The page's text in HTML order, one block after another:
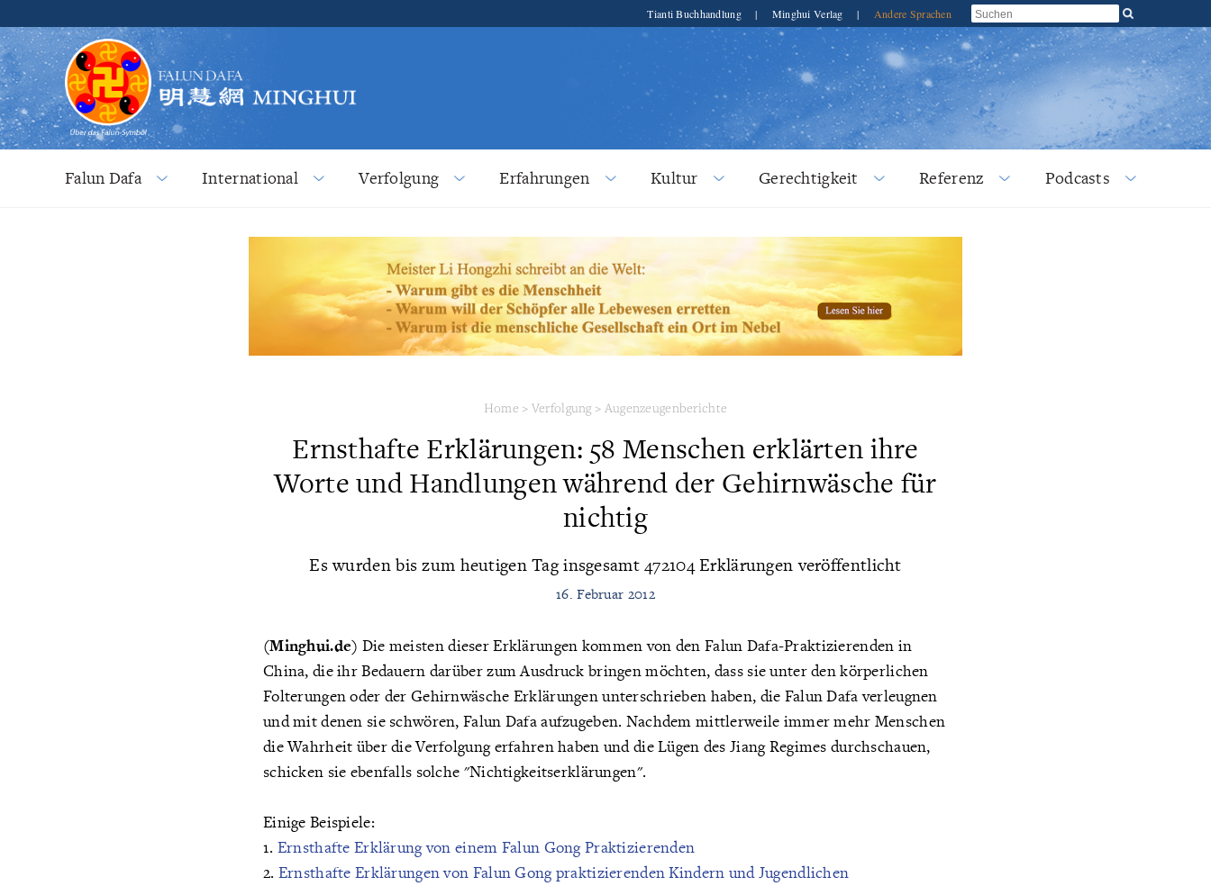
Tianti Buchhandlung | Minghui Verlag | Andere Sprachen
Falun Dafa International Verfolgung Erfahrungen Kultur Gerechtigkeit Referenz Podcasts
Home > Verfolgung > Augenzeugenberichte
Ernsthafte Erklärungen: 58 Menschen erklärten ihre
Worte und Handlungen während der Gehirnwäsche für
nichtig
Es wurden bis zum heutigen Tag insgesamt 472104 Erklärungen veröffentlicht
16. Februar 2012
(Minghui.de) Die meisten dieser Erklärungen kommen von den Falun Dafa-Praktizierenden in
China, die ihr Bedauern darüber zum Ausdruck bringen möchten, dass sie unter den körperlichen
Folterungen oder der Gehirnwäsche Erklärungen unterschrieben haben, die Falun Dafa verleugnen
und mit denen sie schwören, Falun Dafa aufzugeben. Nachdem mittlerweile immer mehr Menschen
die Wahrheit über die Verfolgung erfahren haben und die Lügen des Jiang Regimes durchschauen,
schicken sie ebenfalls solche "Nichtigkeitserklärungen".
Einige Beispiele:
1. Ernsthafte Erklärung von einem Falun Gong Praktizierenden
2. Ernsthafte Erklärungen von Falun Gong praktizierenden Kindern und Jugendlichen